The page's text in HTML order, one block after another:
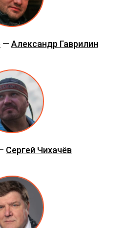
— Александр Гаврилин
Сергей Чихачёв